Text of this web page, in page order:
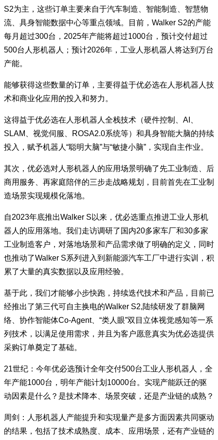
S2为主，这些订单主要来自于汽车制造、智能制造、智慧物
流、具身智能数据中心等重点领域。目前，Walker S2的产能
每月超过300台，2025年产能将超过1000台，预计交付超过
500台人形机器人；预计2026年，工业人形机器人将达到万台
产能。
能够获得这些数量的订单，主要得益于优必选在人形机器人技
术和商业化应用的投入和努力。
这得益于优必选在人形机器人全栈技术（硬件控制、AI、
SLAM、视觉伺服、ROSA2.0系统等）和具身智能大脑的持续
投入，赋予机器人“聪明大脑”与“敏捷小脑”，实现自主作业。
其次，优必选对人形机器人的应用场景明确了先工业制造、后
商用服务、再家庭陪伴的三步走战略规划，目前首先在工业制
造场景实现规模化落地。
自2023年底推出Walker S以来，优必选重点推进工业人形机
器人的应用落地。我们走访调研了国内20多家车厂和30多家
工业制造客户，对落地场景和产品需求做了明确的定义，同时
也推动了Walker S系列进入到新能源汽车工厂中进行实训，积
累了大量的真实数据以及应用经验。
基于此，我们才能够小步快跑，持续迭代技术和产品，目前已
经推出了第三代可自主换电的Walker S2,陆续研发了群脑网
络、协作智能体Co-Agent、“类人眼”双目立体视觉感知等一系
列技术，以满足使用需求，并且为客户愿意真实为优必选提供
采购订单奠定了基础。
21世纪：今年优必选预计全年交付500台工业人形机器人，全
年产能1000台，明年产能计划10000台。实现产能跃迁的驱
动因素是什么？是技术降本、场景突破，还是产业链的成熟？
周剑：人形机器人产能提升和实现量产是多方面因素共同驱动
的结果，包括了技术成熟度、成本、应用场景，还有产业链的